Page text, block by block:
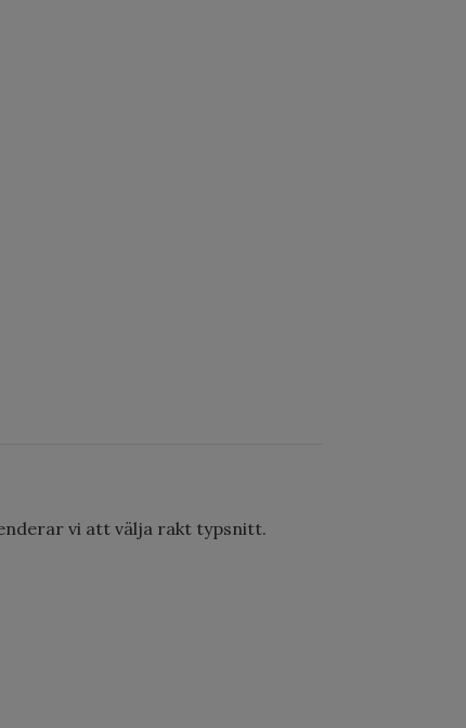
vi att välja rakt typsnitt.